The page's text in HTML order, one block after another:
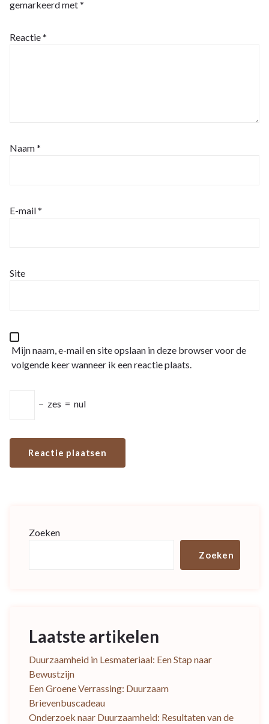
gemarkeerd met*
Reactie*
Naam*
E-mail*
Site
Mijn naam, e-mail en site opslaan in deze browser voor de
volgende keer wanneer ik een reactie plaats.
− zes = nul
Zoeken
Zoeken
Laatste artikelen
Duurzaamheid in Lesmateriaal: Een Stap naar
Bewustzijn
Een Groene Verrassing: Duurzaam
Brievenbuscadeau
Onderzoek naar Duurzaamheid: Resultaten van de